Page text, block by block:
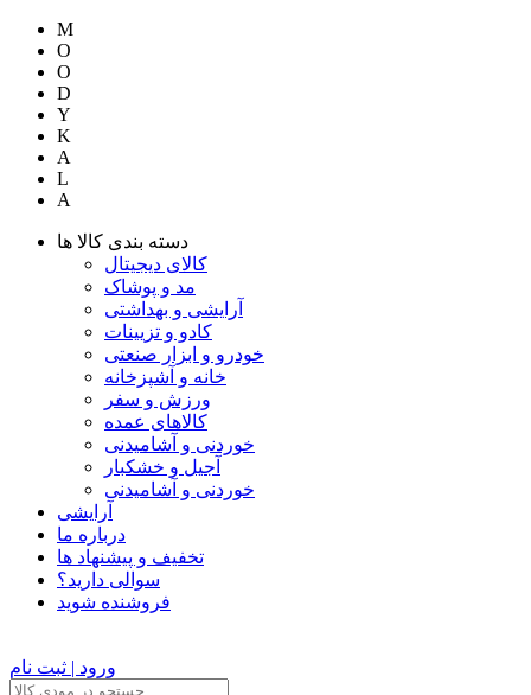
M
O
O
D
Y
K
A
L
A
دسته بندی کالا ها
کالای دیجیتال
مد و پوشاک
آرایشی و بهداشتی
کادو و تزیینات
خودرو و ابزار صنعتی
خانه و آشپزخانه
ورزش و سفر
کالاهای عمده
خوردنی و آشامیدنی
آجیل و خشکبار
خوردنی و آشامیدنی
آرایشی
درباره ما
تخفیف و پیشنهاد ها
سوالی دارید؟
فروشنده شوید
ورود | ثبت نام